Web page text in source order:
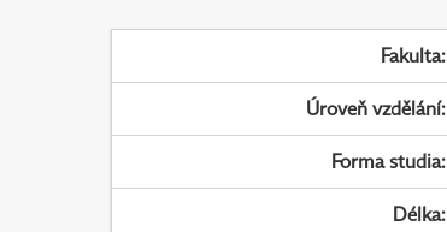
Fakulta:
Úroveň vzdělání:
Forma studia:
Délka: